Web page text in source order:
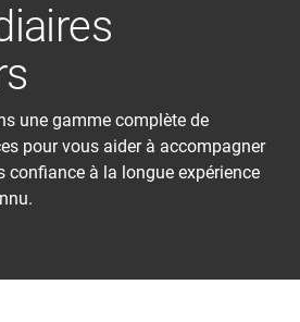
une gamme complète de
pour vous aider à accompagner
confiance à la longue expérience